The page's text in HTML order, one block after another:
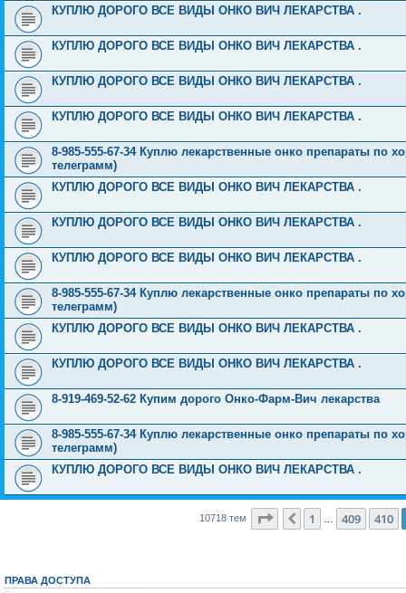
КУПЛЮ ДОРОГО ВСЕ ВИДЫ ОНКО ВИЧ ЛЕКАРСТВА .
КУПЛЮ ДОРОГО ВСЕ ВИДЫ ОНКО ВИЧ ЛЕКАРСТВА .
КУПЛЮ ДОРОГО ВСЕ ВИДЫ ОНКО ВИЧ ЛЕКАРСТВА .
КУПЛЮ ДОРОГО ВСЕ ВИДЫ ОНКО ВИЧ ЛЕКАРСТВА .
8-985-555-67-34 Куплю лекарственные онко препараты по
телеграмм)
КУПЛЮ ДОРОГО ВСЕ ВИДЫ ОНКО ВИЧ ЛЕКАРСТВА .
КУПЛЮ ДОРОГО ВСЕ ВИДЫ ОНКО ВИЧ ЛЕКАРСТВА .
КУПЛЮ ДОРОГО ВСЕ ВИДЫ ОНКО ВИЧ ЛЕКАРСТВА .
8-985-555-67-34 Куплю лекарственные онко препараты по
телеграмм)
КУПЛЮ ДОРОГО ВСЕ ВИДЫ ОНКО ВИЧ ЛЕКАРСТВА .
КУПЛЮ ДОРОГО ВСЕ ВИДЫ ОНКО ВИЧ ЛЕКАРСТВА .
8-919-469-52-62 Купим дорого Онко-Фарм-Вич лекарства
8-985-555-67-34 Куплю лекарственные онко препараты по
телеграмм)
КУПЛЮ ДОРОГО ВСЕ ВИДЫ ОНКО ВИЧ ЛЕКАРСТВА .
10718 тем Страница 411из 429
Пред.
1 409 410
ПРАВА ДОСТУПА